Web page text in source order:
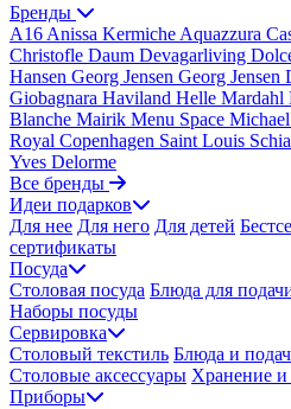
Бренды
A16 Anissa Kermiche Aquazzura
Christofle Daum Devagarliving
Hansen Georg Jensen Georg Jensen
Giobagnara Haviland Helle Mardahl
Blanche Mairik Menu Space
Royal Copenhagen Saint Louis
Yves Delorme
Все бренды
Идеи подарков
Для нее Для него Для детей
сертификаты
Посуда
Столовая посуда Блюда для
Наборы посуды
Сервировка
Столовый текстиль Блюда и
Столовые аксессуары Хранение и
Приборы